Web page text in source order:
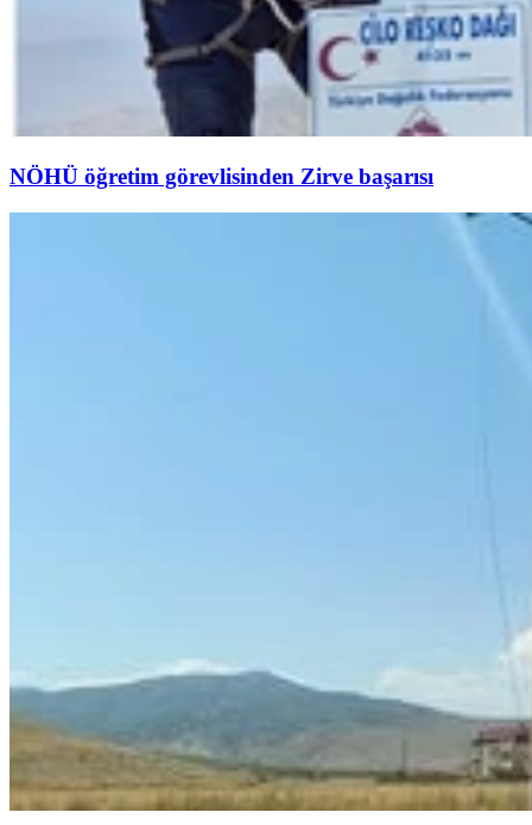
NÖHÜ öğretim görevlisinden Zirve başarısı